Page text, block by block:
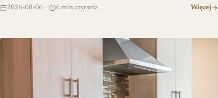
2026-08-06 6 min czytania Więcej
Jak zaplanować kuchnię łatwą w utrzymaniu czystości?